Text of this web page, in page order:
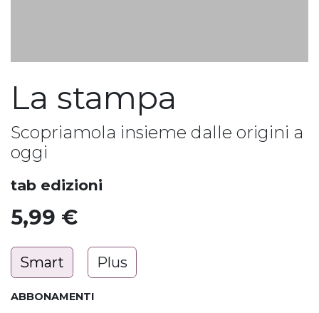
La stampa
Scopriamola insieme dalle origini a
oggi
tab edizioni
5,99 €
Smart Plus
ABBONAMENTI